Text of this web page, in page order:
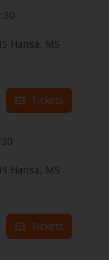
Hansa, MS
Tickets
Hansa, MS
Tickets